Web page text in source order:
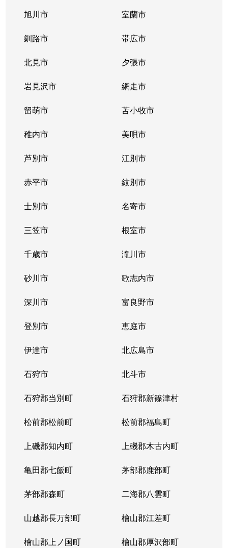
旭川市 室蘭市
釧路市 帯広市
北見市 夕張市
岩見沢市 網走市
留萌市 苫小牧市
稚内市 美唄市
芦別市 江別市
赤平市 紋別市
士別市 名寄市
三笠市 根室市
千歳市 滝川市
砂川市 歌志内市
深川市 富良野市
登別市 恵庭市
伊達市 北広島市
石狩市 北斗市
石狩郡当別町 石狩郡新篠津村
松前郡松前町 松前郡福島町
上磯郡知内町 上磯郡木古内町
亀田郡七飯町 茅部郡鹿部町
茅部郡森町 二海郡八雲町
山越郡長万部町 檜山郡江差町
檜山郡上ノ国町 檜山郡厚沢部町